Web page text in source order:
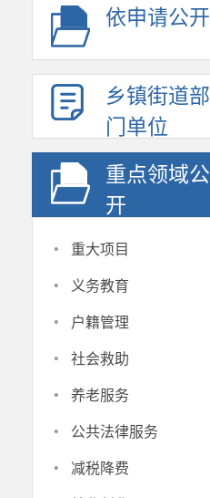
依申请公开
乡镇街道部
门单位
重点领域公
开
· 重大项目
· 义务教育
· 户籍管理
· 社会救助
· 养老服务
· 公共法律服务
· 减税降费